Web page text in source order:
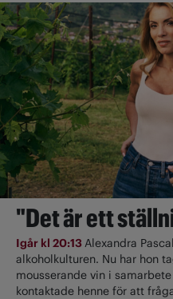
"Det är ett
Igår kl 20:13Alexandra
alkoholkulturen. Nu har hon
mousserande vin i
kontaktade henne för att